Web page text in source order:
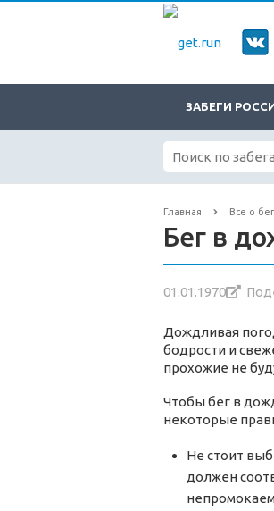
ЗАБЕГИ
Главная Все о
Бег в
01.01.1970
Дождливая
бодрости и
прохожие не
Чтобы бег в
некоторые
Не стоит
должен